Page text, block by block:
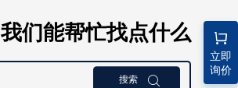
立即
询价
我们能帮忙找点什么
搜索 